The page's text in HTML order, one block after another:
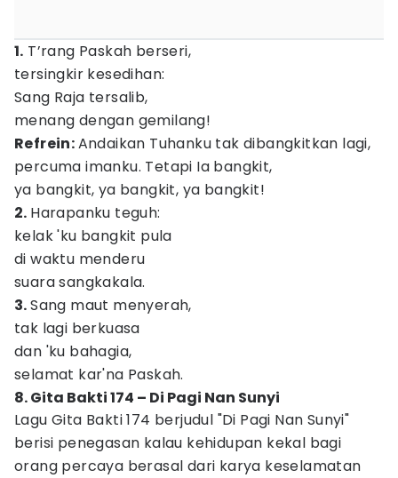
1. T’rang Paskah berseri,
tersingkir kesedihan:
Sang Raja tersalib,
menang dengan gemilang!
Refrein:Andaikan Tuhanku tak dibangkitkan lagi,
percuma imanku. Tetapi Ia bangkit,
ya bangkit, ya bangkit, ya bangkit!
2. Harapanku teguh:
kelak 'ku bangkit pula
di waktu menderu
suara sangkakala.
3.Sang maut menyerah,
tak lagi berkuasa
dan 'ku bahagia,
selamat kar'na Paskah.
8. Gita Bakti 174 – Di Pagi Nan Sunyi
Lagu Gita Bakti 174 berjudul "Di Pagi Nan Sunyi"
berisi penegasan kalau kehidupan kekal bagi
orang percaya berasal dari karya keselamatan